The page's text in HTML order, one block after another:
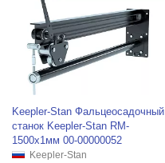
Keepler-Stan Фальцеосадочный
станок Keepler-Stan RM-
1500x1мм 00-00000052
Keepler-Stan